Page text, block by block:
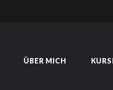
ÜBER MICH